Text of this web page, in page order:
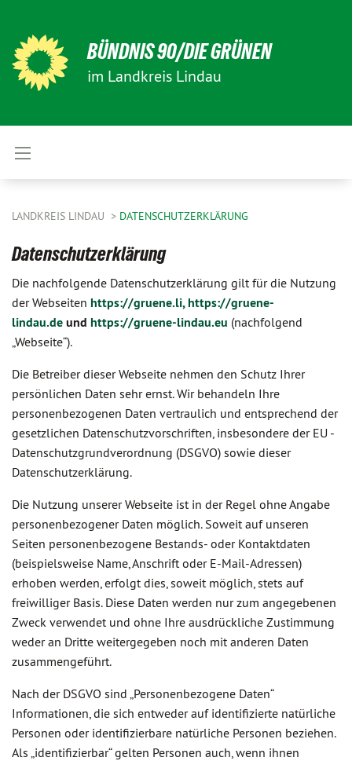
BÜNDNIS 90/DIE GRÜNEN
im Landkreis Lindau
LANDKREIS LINDAU DATENSCHUTZERKLÄRUNG
Datenschutzerklärung
Die nachfolgende Datenschutzerklärung gilt für die Nutzung
der Webseiten https://gruene.li,https://gruene-
lindau.deund https://gruene-lindau.eu (nachfolgend
„Webseite“).
Die Betreiber dieser Webseite nehmen den Schutz Ihrer
persönlichen Daten sehr ernst. Wir behandeln Ihre
personenbezogenen Daten vertraulich und entsprechend der
gesetzlichen Datenschutzvorschriften, insbesondere der EU -
Datenschutzgrundverordnung (DSGVO) sowie dieser
Datenschutzerklärung.
Die Nutzung unserer Webseite ist in der Regel ohne Angabe
personenbezogener Daten möglich. Soweit auf unseren
Seiten personenbezogene Bestands- oder Kontaktdaten
(beispielsweise Name, Anschrift oder E-Mail-Adressen)
erhoben werden, erfolgt dies, soweit möglich, stets auf
freiwilliger Basis. Diese Daten werden nur zum angegebenen
Zweck verwendet und ohne Ihre ausdrückliche Zustimmung
weder an Dritte weitergegeben noch mit anderen Daten
zusammengeführt.
Nach der DSGVO sind „Personenbezogene Daten“
Informationen, die sich entweder auf identifizierte natürliche
Personen oder identifizierbare natürliche Personen beziehen.
Als „identifizierbar“ gelten Personen auch, wenn ihnen